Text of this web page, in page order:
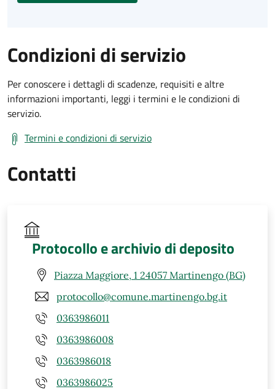
Condizioni di servizio
Per conoscere i dettagli di scadenze, requisiti e altre
informazioni importanti, leggi i termini e le condizioni di
servizio.
Termini e condizioni di servizio
Contatti
Protocollo e archivio di deposito
Piazza Maggiore, 1 24057 Martinengo (BG)
protocollo@comune.martinengo.bg.it
0363986011
0363986008
0363986018
0363986025